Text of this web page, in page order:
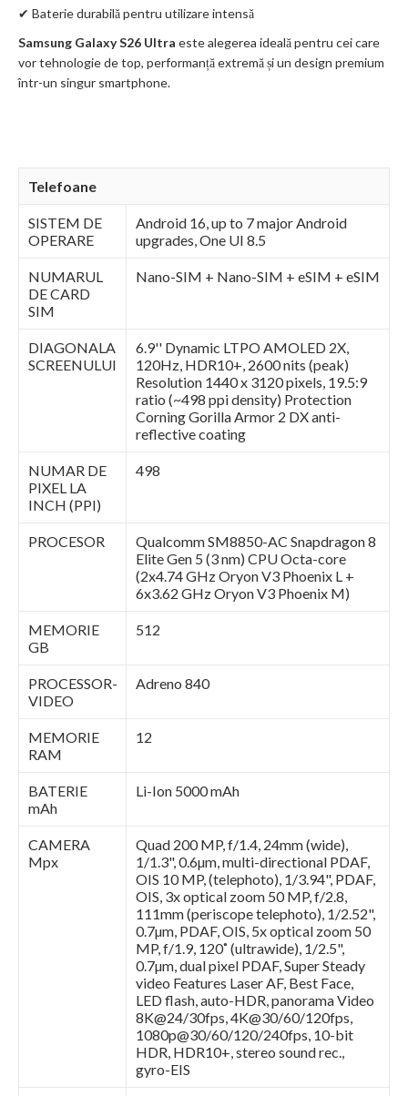
✔ Baterie durabilă pentru utilizare intensă
Samsung Galaxy S26 Ultra este alegerea ideală pentru cei care
vor tehnologie de top, performanță extremă și un design premium
într-un singur smartphone.
Telefoane
SISTEM DE
OPERARE
Android 16, up to 7 major Android
upgrades, One UI 8.5
NUMARUL
DE CARD
SIM
Nano-SIM + Nano-SIM + eSIM + eSIM
DIAGONALA
SCREENULUI
6.9'' Dynamic LTPO AMOLED 2X,
120Hz, HDR10+, 2600 nits (peak)
Resolution 1440 x 3120 pixels, 19.5:9
ratio (~498 ppi density) Protection
Corning Gorilla Armor 2 DX anti-
reflective coating
NUMAR DE
PIXEL LA
INCH (PPI)
498
PROCESOR
Qualcomm SM8850-AC Snapdragon 8
Elite Gen 5 (3 nm) CPU Octa-core
(2x4.74 GHz Oryon V3 Phoenix L +
6x3.62 GHz Oryon V3 Phoenix M)
MEMORIE
GB
512
PROCESSOR-
VIDEO
Adreno 840
MEMORIE
RAM
12
BATERIE
mAh
Li-Ion 5000 mAh
CAMERA
Mpx
Quad 200 MP, f/1.4, 24mm (wide),
1/1.3", 0.6µm, multi-directional PDAF,
OIS 10 MP, (telephoto), 1/3.94", PDAF,
OIS, 3x optical zoom 50 MP, f/2.8,
111mm (periscope telephoto), 1/2.52",
0.7µm, PDAF, OIS, 5x optical zoom 50
MP, f/1.9, 120˚ (ultrawide), 1/2.5",
0.7µm, dual pixel PDAF, Super Steady
video Features Laser AF, Best Face,
LED flash, auto-HDR, panorama Video
8K@24/30fps, 4K@30/60/120fps,
1080p@30/60/120/240fps, 10-bit
HDR, HDR10+, stereo sound rec.,
gyro-EIS